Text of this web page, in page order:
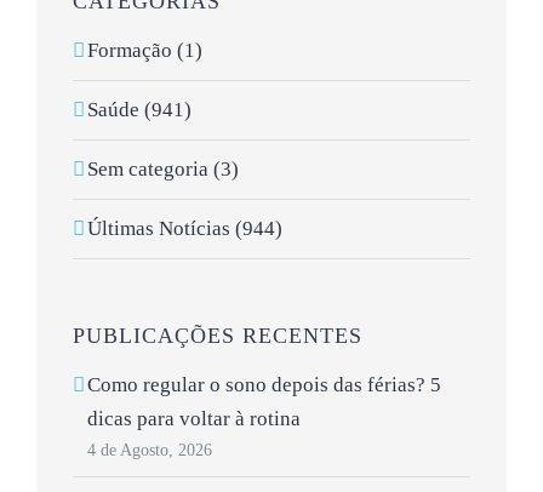
Formação (1)
Saúde (941)
Sem categoria (3)
Últimas Notícias (944)
PUBLICAÇÕES RECENTES
Como regular o sono depois das férias? 5
dicas para voltar à rotina
4 de Agosto, 2026